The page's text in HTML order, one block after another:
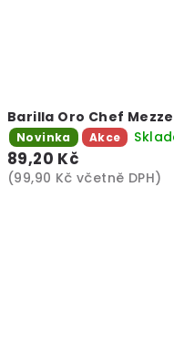
Barilla Oro Chef
Novinka Akce
89,20 Kč
(99,90 Kč včetně DPH)